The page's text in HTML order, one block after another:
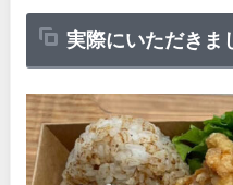
実際にいただきま